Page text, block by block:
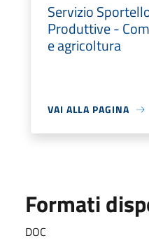
Servizio
Produttive -
e agricoltura
VAI ALLA PAGINA
Formati
DOC